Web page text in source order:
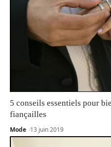
5 conseils essentiels pour
fiançailles
Mode 13 juin 2019